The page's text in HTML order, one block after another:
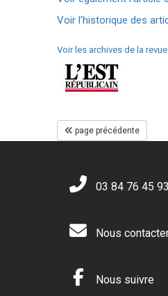
Voir l'historique des
Voir les archives de la
page précédente
03 84 76 45 93
Nous
Nous suivre